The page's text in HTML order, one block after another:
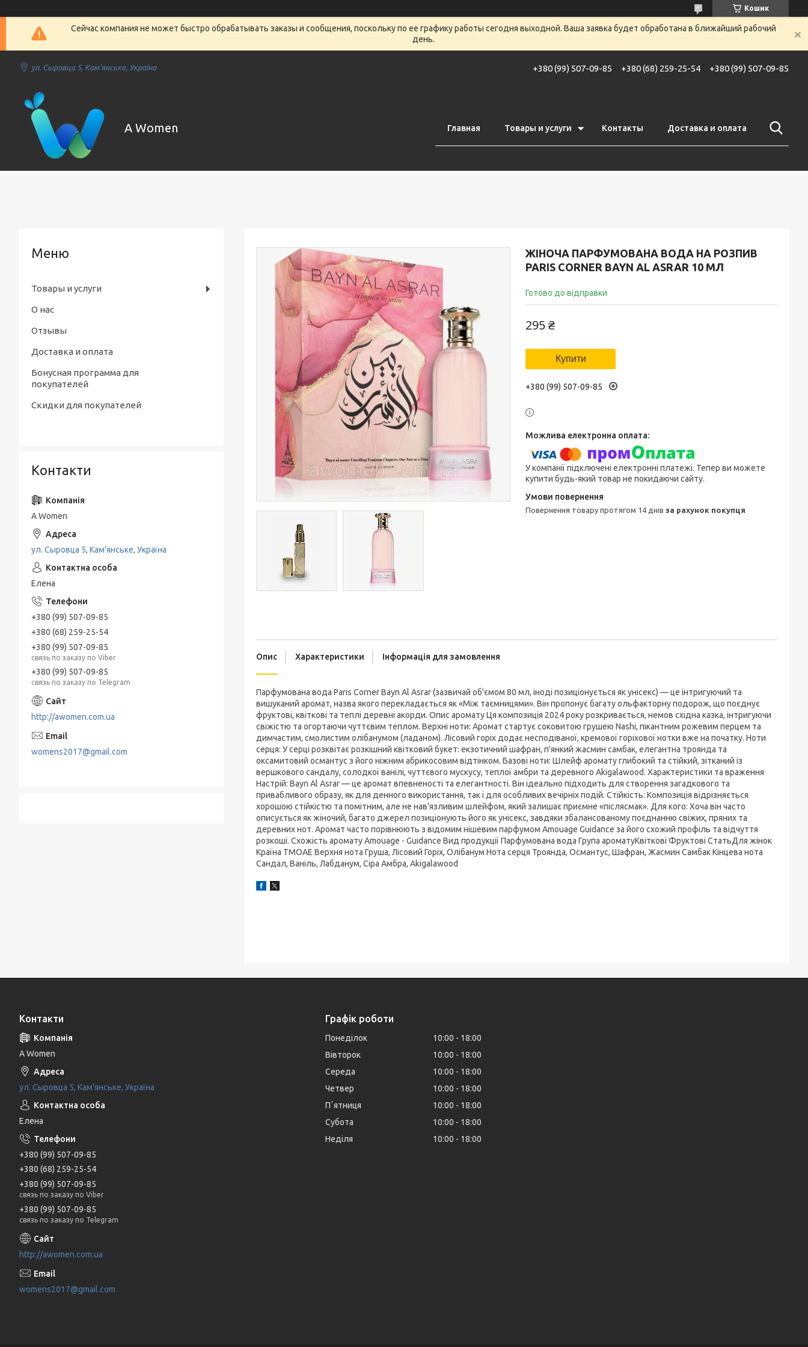
Кошик
Сейчас компания не может быстро обрабатывать заказы и сообщения, поскольку по ее графику работы сегодня выходной. Ваша заявка будет обработана в ближайший рабочий
день.
ул. Сыровца 5, Кам'янське, Україна +380 (99) 507-09-85 +380 (68) 259-25-54 +380 (99) 507-09-85
A Women Главная Товары и услуги Контакты Доставка и оплата
ЖІНОЧА ПАРФУМОВАНА ВОДА НА РОЗПИВ
PARIS CORNER BAYN AL ASRAR 10 МЛ
Готово до відправки
295 ₴
Купити
+380 (99) 507-09-85
У компанії підключені електронні платежі. Тепер ви можете
купити будь-який товар не покидаючи сайту.
повернення товару протягом 14 днів за рахунок покупця
Опис Характеристики Інформація для замовлення
Парфумована вода Paris Corner Bayn Al Asrar (зазвичай об'ємом 80 мл, іноді позиціонується як унісекс) — це інтригуючий та
вишуканий аромат, назва якого перекладається як «Між таємницями». Він пропонує багату ольфакторну подорож, що поєднує
фруктові, квіткові та теплі деревні акорди. Опис аромату Ця композиція 2024 року розкривається, немов східна казка, інтригуючи
свіжістю та огортаючи чуттєвим теплом. Верхні ноти: Аромат стартує соковитою грушею Nashi, пікантним рожевим перцем та
димчастим, смолистим олібанумом (ладаном). Лісовий горіх додає несподіваної, кремової горіхової нотки вже на початку. Ноти
серця: У серці розквітає розкішний квітковий букет: екзотичний шафран, п'янкий жасмин самбак, елегантна троянда та
оксамитовий османтус з його ніжним абрикосовим відтінком. Базові ноти: Шлейф аромату глибокий та стійкий, зітканий із
вершкового сандалу, солодкої ванілі, чуттєвого мускусу, теплої амбри та деревного Akigalawood. Характеристики та враження
Настрій: Bayn Al Asrar — це аромат впевненості та елегантності. Він ідеально підходить для створення загадкового та
привабливого образу, як для денного використання, так і для особливих вечірніх подій. Стійкість: Композиція відрізняється
хорошою стійкістю та помітним, але не нав'язливим шлейфом, який залишає приємне «післясмак». Для кого: Хоча він часто
описується як жіночий, багато джерел позиціонують його як унісекс, завдяки збалансованому поєднанню свіжих, пряних та
деревних нот. Аромат часто порівнюють з відомим нішевим парфумом Amouage Guidance за його схожий профіль та відчуття
розкоші. Схожість аромату Amouage - Guidance Вид продукції Парфумована вода Група ароматуКвіткові Фруктові СтатьДля жінок
Країна ТМОАЕ Верхня нота Груша, Лісовий Горіх, Олібанум Нота серця Троянда, Османтус, Шафран, Жасмин Самбак Кінцева нота
Сандал, Ваніль, Лабданум, Сіра Амбра, Akigalawood
Товары и услуги
О нас
Отзывы
Доставка и оплата
Бонусная программа для
покупателей
Скидки для покупателей
Контакти
A Women
ул. Сыровца 5, Кам'янське, Україна
Елена
+380 (99) 507-09-85
+380 (68) 259-25-54
+380 (99) 507-09-85
связь по заказу по Viber
+380 (99) 507-09-85
связь по заказу по Telegram
http://awomen.com.ua
womens2017@gmail.com
Контакти
A Women
ул. Сыровца 5, Кам'янське, Україна
Елена
+380 (99) 507-09-85
+380 (68) 259-25-54
+380 (99) 507-09-85
связь по заказу по Viber
+380 (99) 507-09-85
связь по заказу по Telegram
http://awomen.com.ua
womens2017@gmail.com
Графік роботи
Понеділок 10:00
18:00
Вівторок
10:00
18:00
Середа
10:00
18:00
Четвер
10:00
18:00
Пʼятниця
10:00
18:00
Субота
10:00
18:00
Неділя
10:00 18:00